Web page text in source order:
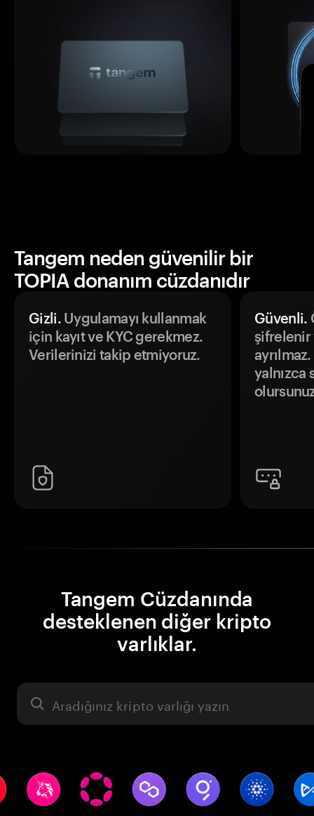
Tangem neden güvenilir bir
TOPIA donanım cüzdanıdır
Gizli.Uygulamayı kullanmak
için kayıt ve KYC gerekmez.
Verilerinizi takip etmiyoruz.
Güvenli.
şifrelenir
yalnızca
Tangem Cüzdanında
desteklenen diğer kripto
varlıklar.
Varlık